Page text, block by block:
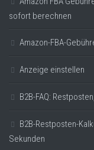
sofort berechnen
Amazon-FBA-
Anzeige einstellen
B2B-FAQ:
B2B-Restposten-
Sekunden